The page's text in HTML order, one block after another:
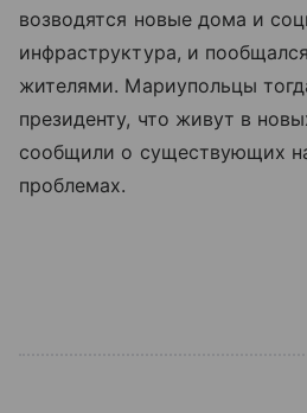
возводятся новые дома и
инфраструктура, и
жителями. Мариупольцы
президенту, что живут в
сообщили о существующих
проблемах.